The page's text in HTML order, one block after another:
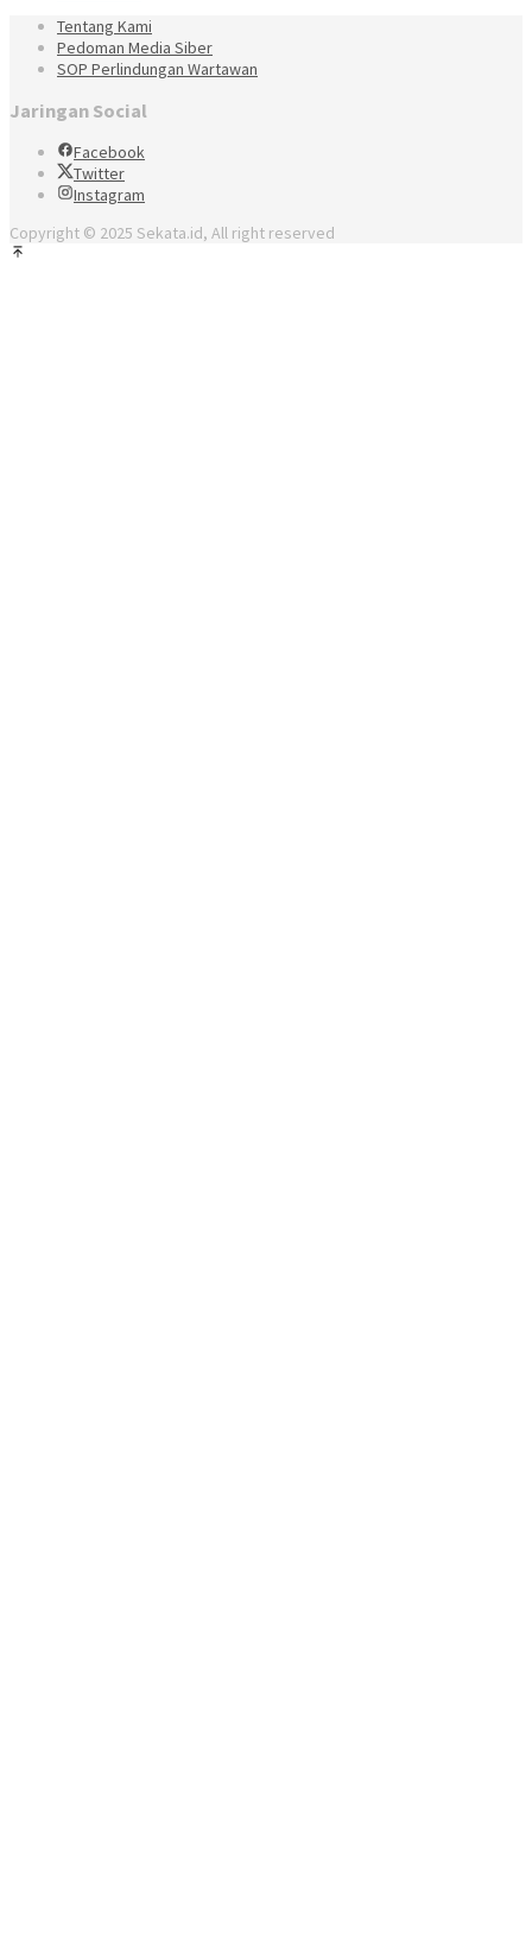
Tentang Kami
Pedoman Media Siber
SOP Perlindungan Wartawan
Jaringan Social
Facebook
Twitter
Instagram
Copyright © 2025 Sekata.id, All right reserved